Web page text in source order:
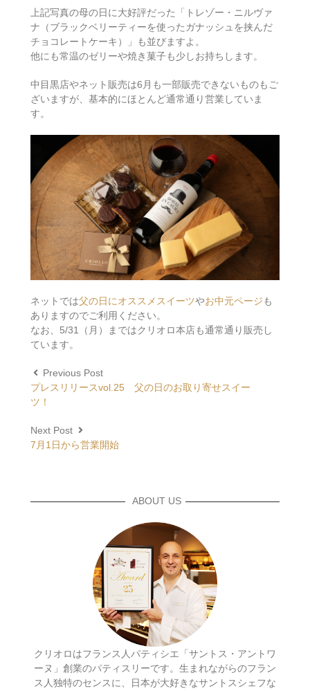
上記写真の母の日に大好評だった「トレゾー・ニルヴァ
ナ（ブラックベリーティーを使ったガナッシュを挟んだ
チョコレートケーキ）」も並びますよ。
他にも常温のゼリーや焼き菓子も少しお持ちします。
中目黒店やネット販売は6月も一部販売できないものもご
ざいますが、基本的にほとんど通常通り営業していま
す。
ネットでは父の日にオススメスイーツやお中元ページも
ありますのでご利用ください。
なお、5/31（月）まではクリオロ本店も通常通り販売し
ています。
Previous Post
プレスリリースvol.25 父の日のお取り寄せスイー
ツ！
Next Post
7月1日から営業開始
ABOUT US
クリオロはフランス人パティシエ「サントス・アントワ
ーヌ」創業のパティスリーです。生まれながらのフラン
ス人独特のセンスに、日本が大好きなサントスシェフな